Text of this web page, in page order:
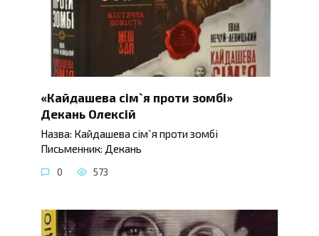
«Кайдашева сім`я проти зомбі»
Декань Олексій
Назва: Кайдашева сім`я проти зомбі
Письменник: Декань
0 573